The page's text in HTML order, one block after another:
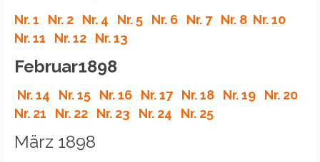
Nr. 1 Nr. 2 Nr. 4 Nr. 5 Nr. 6 Nr. 7 Nr. 8 Nr. 10
Nr. 11
Nr. 12 Nr. 13
Februar1898
Nr. 14 Nr. 15 Nr. 16 Nr. 17 Nr. 18 Nr. 19
Nr. 20
Nr. 21
Nr. 22 Nr. 23 Nr. 24 Nr. 25
März 1898